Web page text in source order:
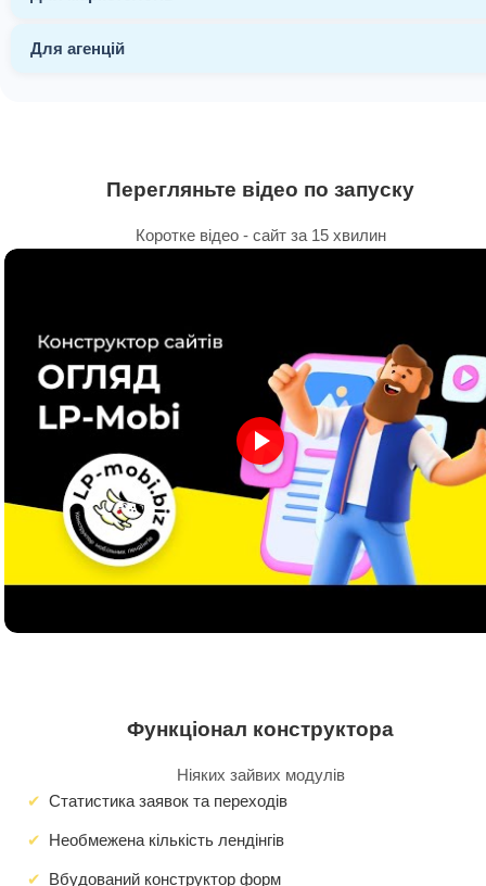
Для агенцій
Перегляньте відео по запуску
Коротке відео - сайт за 15 хвилин
Функціонал конструктора
Ніяких зайвих модулів
Статистика заявок та переходів
Необмежена кількість лендінгів
Вбудований конструктор форм